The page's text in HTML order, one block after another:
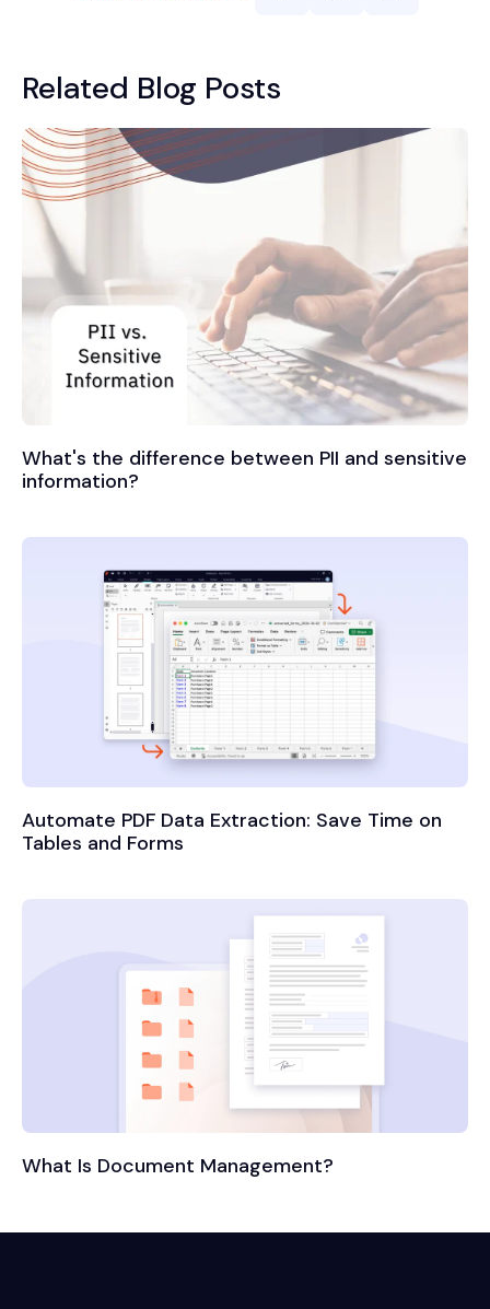
Related Blog Posts
What's the difference between PII and sensitive
information?
Automate PDF Data Extraction: Save Time on
Tables and Forms
What Is Document Management?